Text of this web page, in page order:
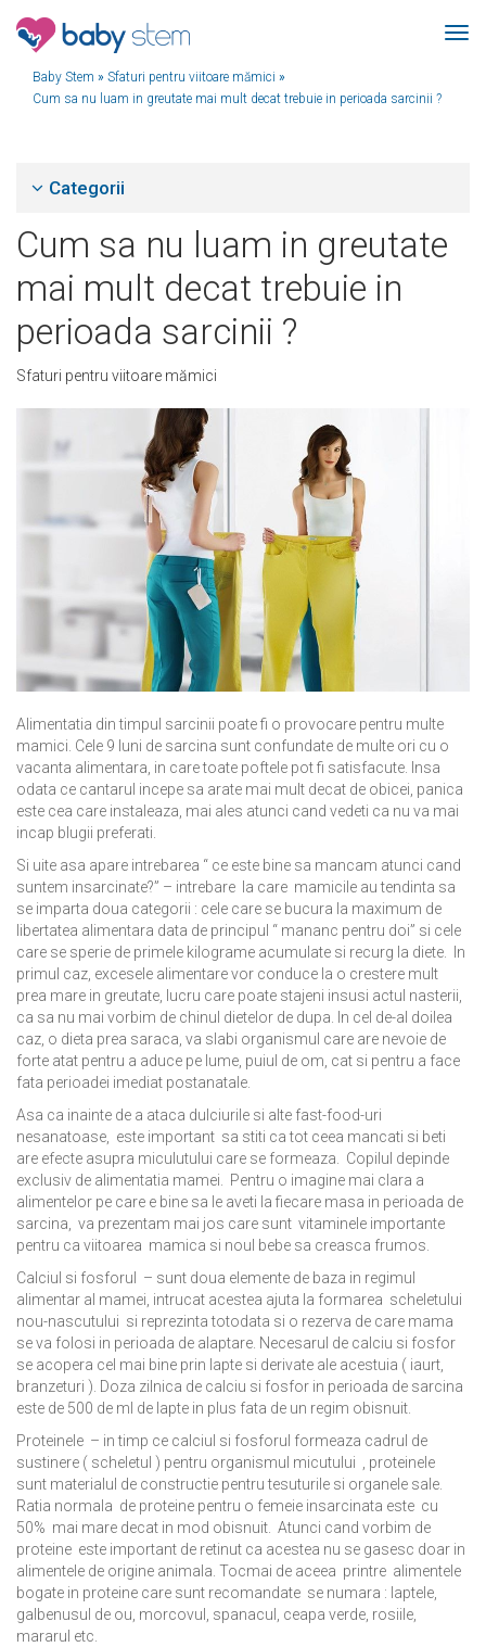
Baby Stem » Sfaturi pentru viitoare mămici »
Cum sa nu luam in greutate mai mult decat trebuie in perioada sarcinii ?
Categorii
Cum sa nu luam in greutate
mai mult decat trebuie in
perioada sarcinii ?
Sfaturi pentru viitoare mămici
Alimentatia din timpul sarcinii poate fi o provocare pentru multe
mamici. Cele 9 luni de sarcina sunt confundate de multe ori cu o
vacanta alimentara, in care toate poftele pot fi satisfacute. Insa
odata ce cantarul incepe sa arate mai mult decat de obicei, panica
este cea care instaleaza, mai ales atunci cand vedeti ca nu va mai
incap blugii preferati.
Si uite asa apare intrebarea “ ce este bine sa mancam atunci cand
suntem insarcinate?” – intrebare la care mamicile au tendinta sa
se imparta doua categorii : cele care se bucura la maximum de
libertatea alimentara data de principul “ mananc pentru doi” si cele
care se sperie de primele kilograme acumulate si recurg la diete. In
primul caz, excesele alimentare vor conduce la o crestere mult
prea mare in greutate, lucru care poate stajeni insusi actul nasterii,
ca sa nu mai vorbim de chinul dietelor de dupa. In cel de-al doilea
caz, o dieta prea saraca, va slabi organismul care are nevoie de
forte atat pentru a aduce pe lume, puiul de om, cat si pentru a face
fata perioadei imediat postanatale.
Asa ca inainte de a ataca dulciurile si alte fast-food-uri
nesanatoase, este important sa stiti ca tot ceea mancati si beti
are efecte asupra miculutului care se formeaza. Copilul depinde
exclusiv de alimentatia mamei. Pentru o imagine mai clara a
alimentelor pe care e bine sa le aveti la fiecare masa in perioada de
sarcina, va prezentam mai jos care sunt vitaminele importante
pentru ca viitoarea mamica si noul bebe sa creasca frumos.
Calciul si fosforul – sunt doua elemente de baza in regimul
alimentar al mamei, intrucat acestea ajuta la formarea scheletului
nou-nascutului si reprezinta totodata si o rezerva de care mama
se va folosi in perioada de alaptare. Necesarul de calciu si fosfor
se acopera cel mai bine prin lapte si derivate ale acestuia ( iaurt,
branzeturi ). Doza zilnica de calciu si fosfor in perioada de sarcina
este de 500 de ml de lapte in plus fata de un regim obisnuit.
Proteinele – in timp ce calciul si fosforul formeaza cadrul de
sustinere ( scheletul ) pentru organismul micutului , proteinele
sunt materialul de constructie pentru tesuturile si organele sale.
Ratia normala de proteine pentru o femeie insarcinata este cu
50% mai mare decat in mod obisnuit. Atunci cand vorbim de
proteine este important de retinut ca acestea nu se gasesc doar in
alimentele de origine animala. Tocmai de aceea printre alimentele
bogate in proteine care sunt recomandate se numara : laptele,
galbenusul de ou, morcovul, spanacul, ceapa verde, rosiile,
mararul etc.